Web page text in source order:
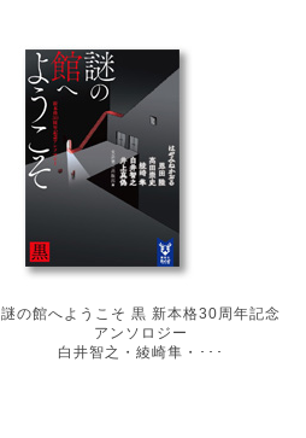
謎の館へようこそ 黒 新本格30周年記念
アンソロジー
白井智之・綾崎隼・･･･